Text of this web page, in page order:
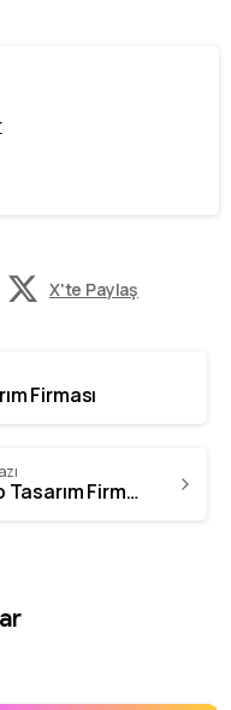
X'te Paylaş
Firması
Hakkari’nin En İyi Web Tasarım Firması